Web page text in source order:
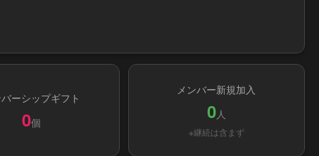
ーシップギフト
0個
メンバー新規加入
0人
※継続は含まず